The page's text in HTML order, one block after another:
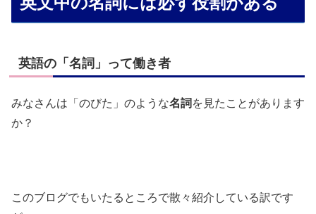
英語の「名詞」って働き者
みなさんは「のびた」のような名詞 を見たことがあります
か？
このブログでもいたるところで散々紹介している訳です